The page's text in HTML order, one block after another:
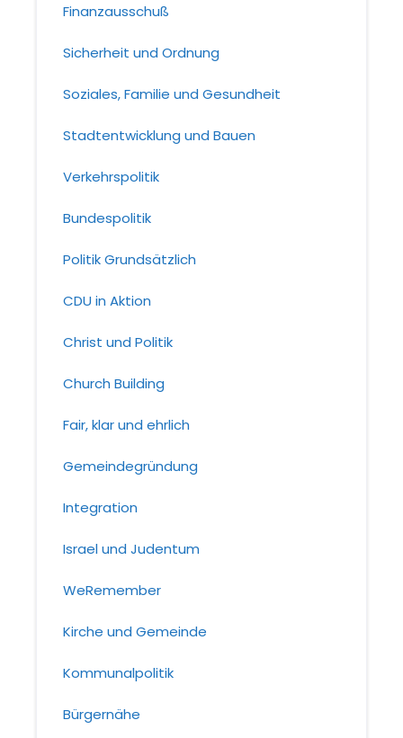
Finanzausschuß
Sicherheit und Ordnung
Soziales, Familie und Gesundheit
Stadtentwicklung und Bauen
Verkehrspolitik
Bundespolitik
Politik Grundsätzlich
CDU in Aktion
Christ und Politik
Church Building
Fair, klar und ehrlich
Gemeindegründung
Integration
Israel und Judentum
WeRemember
Kirche und Gemeinde
Kommunalpolitik
Bürgernähe